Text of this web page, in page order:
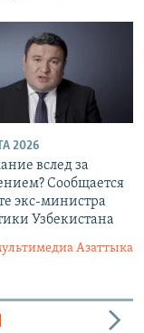
2026
вслед за
Сообщается
экс-министра
Узбекистана
Азаттыка